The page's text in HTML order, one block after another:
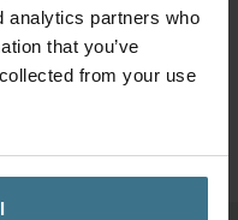
analytics partners who
that you’ve
from your use